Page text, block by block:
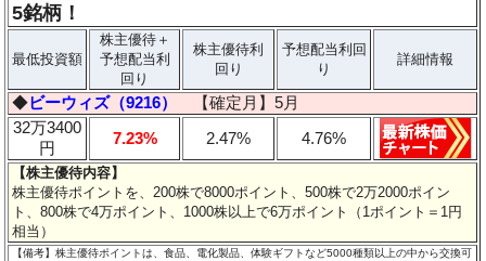
5銘柄！
最低投資額
株主優待＋
予想配当利
回り
株主優待利
回り
予想配当利回
り
詳細情報
◆ビーウィズ（9216）
【確定月】5月
32万3400
円
7.23% 2.47% 4.76%
【株主優待内容】
株主優待ポイントを、200株で8000ポイント、500株で2万2000ポイン
ト、800株で4万ポイント、1000株以上で6万ポイント（1ポイント＝1円
相当）
【備考】株主優待ポイントは、食品、電化製品、体験ギフトなど5000種類以上の中から交換可